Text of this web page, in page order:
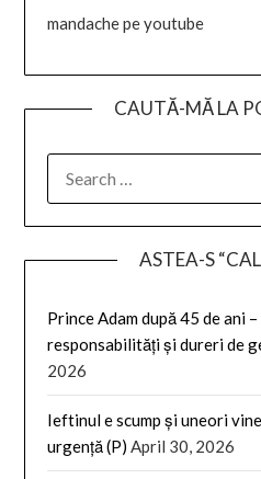
mandache pe youtube
CAUTĂ-MĂ LA
FOR:
ASTEA-S
Prince Adam după 45 de ani –
responsabilități și dureri de
2026
Ieftinul e scump și uneori
urgență (P) April 30, 2026